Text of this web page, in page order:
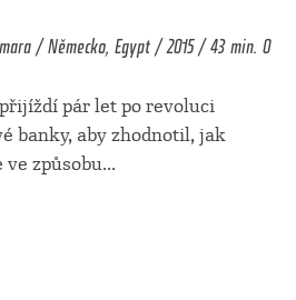
/ Německo, Egypt / 2015 / 43 min. 0
pár let po revoluci
banky, aby zhodnotil, jak
ve způsobu...